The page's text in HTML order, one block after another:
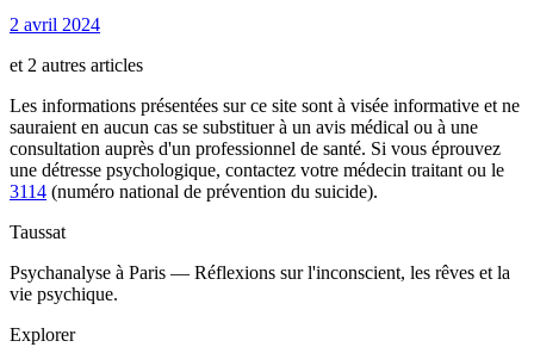
2 avril 2024
et 2 autres articles
Les informations présentées sur ce site sont à visée informative et ne
sauraient en aucun cas se substituer à un avis médical ou à une
consultation auprès d'un professionnel de santé. Si vous éprouvez
une détresse psychologique, contactez votre médecin traitant ou le
3114 (numéro national de prévention du suicide).
Taussat
Psychanalyse à Paris — Réflexions sur l'inconscient, les rêves et la
vie psychique.
Explorer